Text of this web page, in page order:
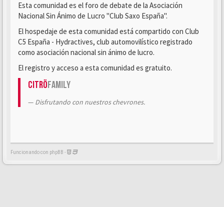
Esta comunidad es el foro de debate de la Asociación
Nacional Sin Ánimo de Lucro "Club Saxo España".
El hospedaje de esta comunidad está compartido con Club
C5 España - Hydractives, club automovilístico registrado
como asociación nacional sin ánimo de lucro.
El registro y acceso a esta comunidad es gratuito.
CitröFamily
Disfrutando con nuestros chevrones.
Funcionando con phpBB -